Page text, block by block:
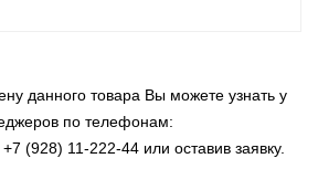
данного товара Вы можете узнать у
по телефонам:
(928) 11-222-44 или оставив заявку.